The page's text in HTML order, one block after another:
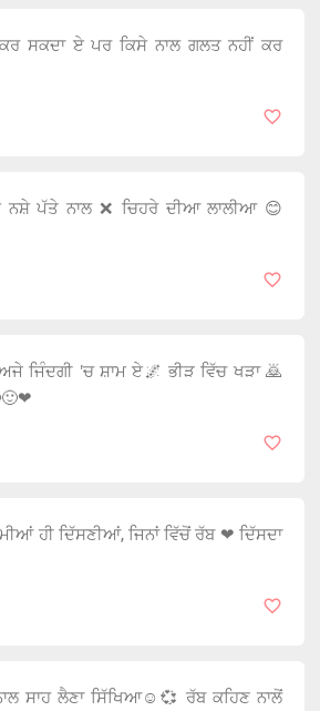
ਸਕਦਾ ਏ ਪਰ ਕਿਸੇ ਨਾਲ ਗਲਤ ਨਹੀਂ ਕਰ
ਪੱਤੇ ਨਾਲ ❌ ਚਿਹਰੇ ਦੀਆ ਲਾਲੀਆ 😊
ਜਿੰਦਗੀ 'ਚ ਸ਼ਾਮ ਏ🌌 ਭੀੜ ਵਿੱਚ ਖੜਾ 🙇
ਹੀ ਦਿੱਸਣੀਆਂ, ਜਿਨਾਂ ਵਿੱਚੋਂ ਰੱਬ ❤ ਦਿੱਸਦਾ
ਸਾਹ ਲੈਣਾ ਸਿੱਖਿਆ☺️💞 ਰੱਬ ਕਹਿਣ ਨਾਲੋਂ